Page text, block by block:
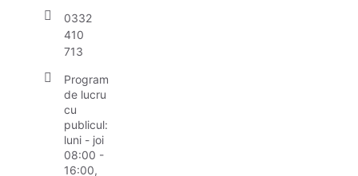
0332
410
713
Program
de lucru
cu
publicul:
luni - joi
08:00 -
16:00,